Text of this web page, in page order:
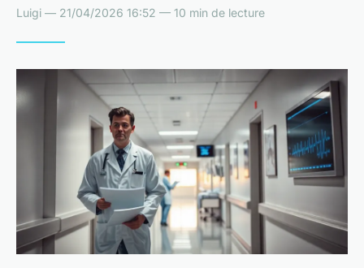
Luigi — 21/04/2026 16:52 — 10 min de lecture